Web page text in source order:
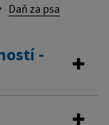
Daň za psa
-